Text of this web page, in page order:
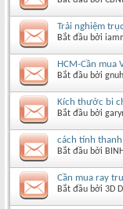
Trải nghiệm
Bắt đầu bởi
HCM-Cần mua
Bắt đầu bởi
Kích thước bi
Bắt đầu bởi
cách tính
Bắt đầu bởi
Cần mua ray
Bắt đầu bởi 3D